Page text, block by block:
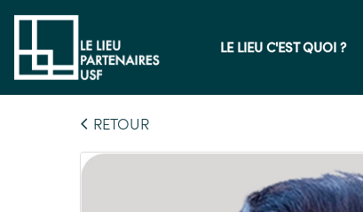
LE LIEU C'EST QUOI ?
RETOUR